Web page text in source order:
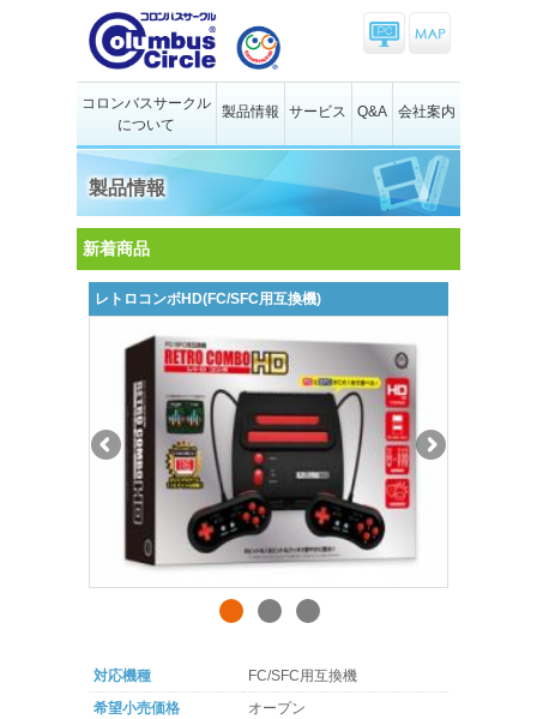
コロンバスサークル
について
製品情報 サービス Q&A 会社案内
製品情報
新着商品
レトロコンボHD(FC/SFC用互換機)
対応機種
FC/SFC用互換機
希望小売価格
オープン